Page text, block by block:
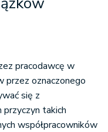
pracodawcę w
przez oznaczonego
się z
przyczyn takich
współpracowników